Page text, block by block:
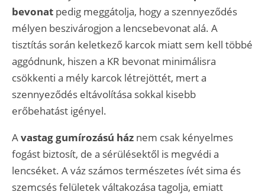
bevonat pedig meggátolja, hogy a szennyeződés
mélyen beszivárogjon a lencsebevonat alá. A
tisztítás során keletkező karcok miatt sem kell többé
aggódnunk, hiszen a KR bevonat minimálisra
csökkenti a mély karcok létrejöttét, mert a
szennyeződés eltávolítása sokkal kisebb
erőbehatást igényel.
Avastag gumírozású ház nem csak kényelmes
fogást biztosít, de a sérülésektől is megvédi a
lencséket. A váz számos természetes ívét sima és
szemcsés felületek váltakozása tagolja, emiatt